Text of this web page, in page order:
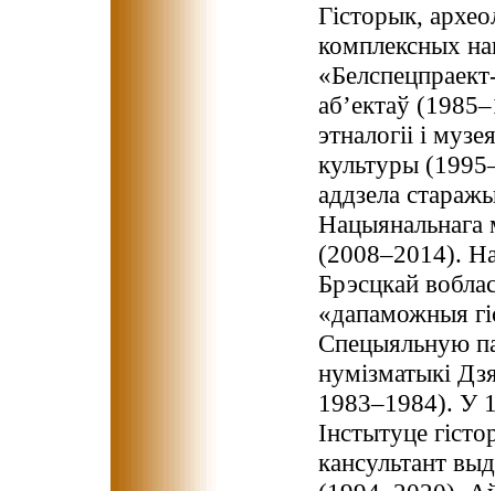
Гісторык,
комплексных
аб’ектаў
этналогіі і
культуры
аддзела
Нацыянальнага
(2008–2014).
Брэсцкай
«дапаможныя
Спецыяльную
нумізматыкі
1983–1984). У
Інстытуце
кансультант